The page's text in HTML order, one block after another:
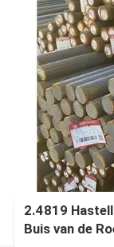
2.4819
Buis van de